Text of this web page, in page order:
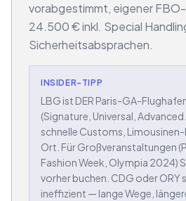
vorabgestimmt, eigener
24.500 € inkl. Special
Sicherheitsabsprachen.
INSIDER-TIPP
LBG ist DER Paris-GA-
(Signature, Universal, Advanced
schnelle Customs,
Ort. Für Großveranstaltungen
Fashion Week, Olympia 2024)
vorher buchen. CDG oder ORY
ineffizient — lange Wege,